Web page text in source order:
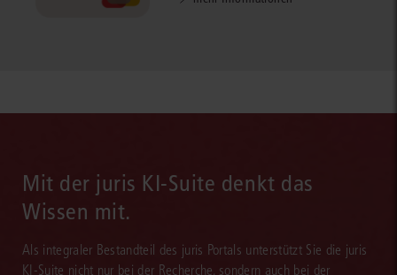
Mit der juris KI-Suite denkt das
Wissen mit.
Als integraler Bestandteil des juris Portals unterstützt Sie die juris
KI-Suite nicht nur bei der Recherche, sondern auch bei der